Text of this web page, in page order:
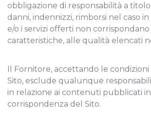
obbligazione di responsabilità a
danni, indennizzi, rimborsi nel caso
e/o i servizi offerti non
caratteristiche, alle qualità elencati
Il Fornitore, accettando le condizioni
Sito, esclude qualunque
in relazione ai contenuti pubblicati in
corrispondenza del Sito.